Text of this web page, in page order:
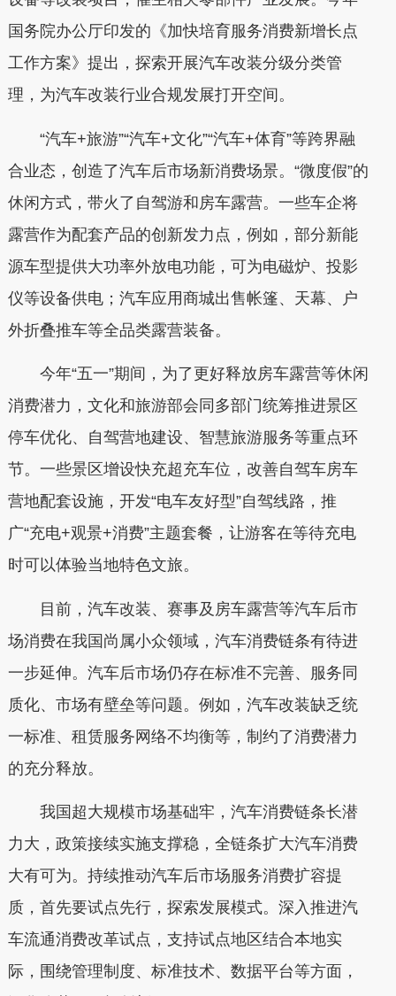
国务院办公厅印发的《加快培育服务消费新增长点
工作方案》提出，探索开展汽车改装分级分类管
理，为汽车改装行业合规发展打开空间。
“汽车+旅游”“汽车+文化”“汽车+体育”等跨界融
合业态，创造了汽车后市场新消费场景。“微度假”的
休闲方式，带火了自驾游和房车露营。一些车企将
露营作为配套产品的创新发力点，例如，部分新能
源车型提供大功率外放电功能，可为电磁炉、投影
仪等设备供电；汽车应用商城出售帐篷、天幕、户
外折叠推车等全品类露营装备。
今年“五一”期间，为了更好释放房车露营等休闲
消费潜力，文化和旅游部会同多部门统筹推进景区
停车优化、自驾营地建设、智慧旅游服务等重点环
节。一些景区增设快充超充车位，改善自驾车房车
营地配套设施，开发“电车友好型”自驾线路，推
广“充电+观景+消费”主题套餐，让游客在等待充电
时可以体验当地特色文旅。
目前，汽车改装、赛事及房车露营等汽车后市
场消费在我国尚属小众领域，汽车消费链条有待进
一步延伸。汽车后市场仍存在标准不完善、服务同
质化、市场有壁垒等问题。例如，汽车改装缺乏统
一标准、租赁服务网络不均衡等，制约了消费潜力
的充分释放。
我国超大规模市场基础牢，汽车消费链条长潜
力大，政策接续实施支撑稳，全链条扩大汽车消费
大有可为。持续推动汽车后市场服务消费扩容提
质，首先要试点先行，探索发展模式。深入推进汽
车流通消费改革试点，支持试点地区结合本地实
际，围绕管理制度、标准技术、数据平台等方面，